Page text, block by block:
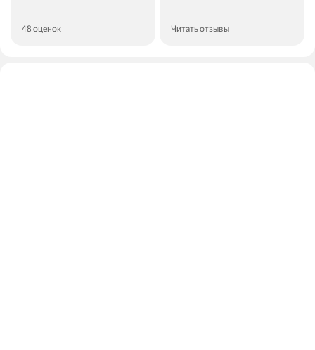
48 оценок Читать отзывы